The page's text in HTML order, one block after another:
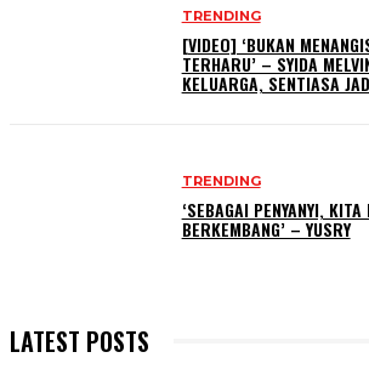
TRENDING
[VIDEO] ‘BUKAN
TERHARU’ – SYIDA
KELUARGA, SENTIASA
TRENDING
‘SEBAGAI PENYANYI,
BERKEMBANG’ – YUSRY
LATEST POSTS